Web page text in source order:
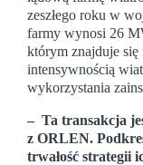
zeszłego roku w
farmy wynosi 26
którym znajduje się
intensywnością
wykorzystania
– Ta transakcja
z ORLEN.
trwałość strategii